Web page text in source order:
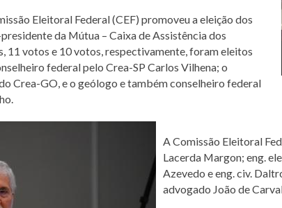
Eleitoral Federal (CEF) promoveu a eleição dos
da Mútua – Caixa de Assistência dos
11 votos e 10 votos, respectivamente, foram eleitos
federal pelo Crea-SP Carlos Vilhena; o
Crea-GO, e o geólogo e também conselheiro federal
A Comissão Eleitoral
Lacerda Margon; eng.
Azevedo e eng. civ.
advogado João de